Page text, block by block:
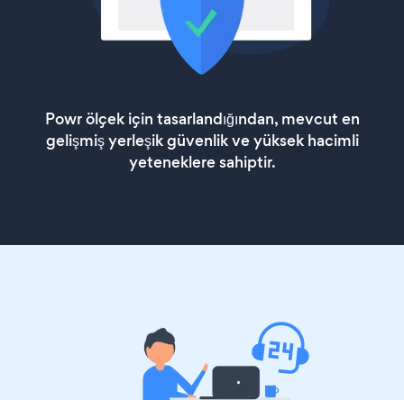
Powr ölçek için tasarlandığından, mevcut en
gelişmiş yerleşik güvenlik ve yüksek hacimli
yeteneklere sahiptir.